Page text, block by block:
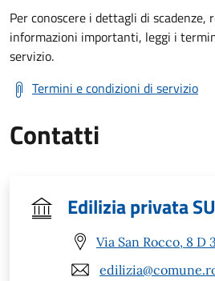
Per conoscere i dettagli di
informazioni importanti, leggi i
servizio.
Termini e condizioni di servizio
Contatti
Edilizia privata
Via San Rocco, 8 D